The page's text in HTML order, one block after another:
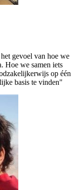
gevoel van hoe we
Hoe we samen iets
op één
basis te vinden"